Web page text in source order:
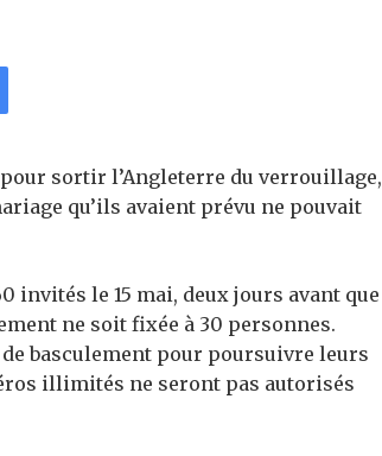
sortir l’Angleterre du verrouillage,
qu’ils avaient prévu ne pouvait
invités le 15 mai, deux jours avant que
ne soit fixée à 30 personnes.
basculement pour poursuivre leurs
illimités ne seront pas autorisés